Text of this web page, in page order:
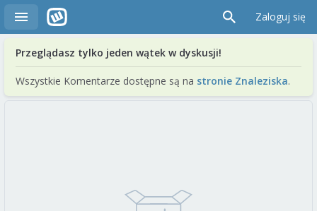
Zaloguj się
Przeglądasz tylko jeden wątek w dyskusji!
Wszystkie Komentarze dostępne są na stronie Znaleziska.